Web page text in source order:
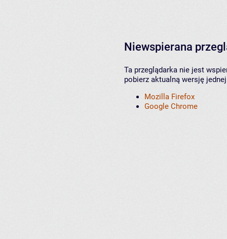
Niewspierana
Ta przeglądarka nie jest
pobierz aktualną wersję
Mozilla Firefox
Google Chrome